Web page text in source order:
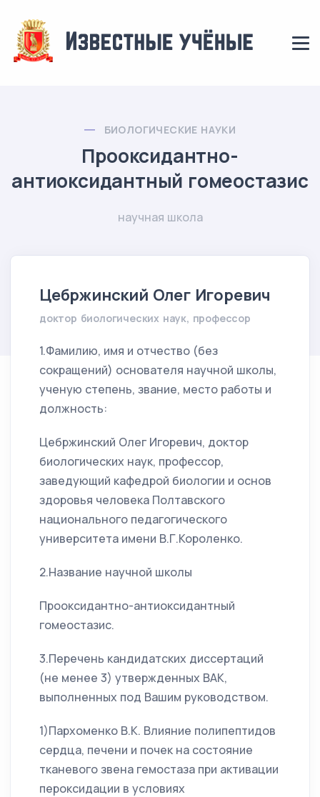
БИОЛОГИЧЕСКИЕ НАУКИ
Прооксидантно-
антиоксидантный гомеостазис
научная школа
Цебржинский Олег Игоревич
доктор биологических наук, профессор
1.Фамилию, имя и отчество (без
сокращений) основателя научной школы,
ученую степень, звание, место работы и
должность:
Цебржинский Олег Игоревич, доктор
биологических наук, профессор,
заведующий кафедрой биологии и основ
здоровья человека Полтавского
национального педагогического
университета имени В.Г.Короленко.
2.Название научной школы
Прооксидантно-антиоксидантный
гомеостазис.
3.Перечень кандидатских диссертаций
(не менее 3) утвержденных ВАК,
выполненных под Вашим руководством.
1)Пархоменко В.К. Влияние полипептидов
сердца, печени и почек на состояние
тканевого звена гемостаза при активации
пероксидации в условиях